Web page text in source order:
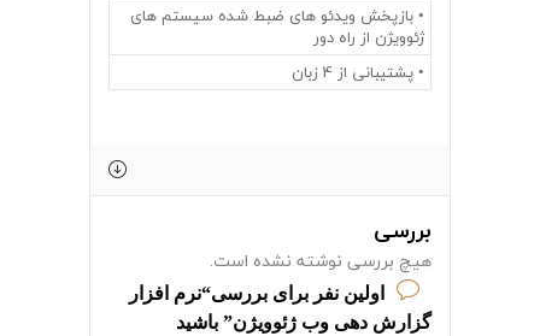
• بازپخش ویدئو های ضبط شده سیستم های
ژئوویژن از راه دور
• پشتیبانی از 4 زبان
بررسی
هیچ بررسی نوشته نشده است.
اولین نفر برای بررسی“نرم افزار
گزارش دهی وب ژئوویژن” باشید